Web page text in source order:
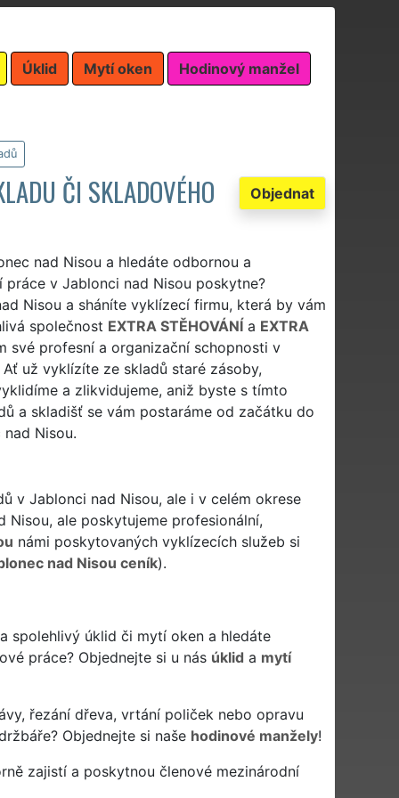
Úklid Mytí oken Hodinový manžel
Objednat
ČI SKLADOVÉHO
nad Nisou a hledáte odbornou a
v Jablonci nad Nisou poskytne?
Nisou a sháníte vyklízecí firmu, která by vám
společnost EXTRA STĚHOVÁNÍa EXTRA
své profesní a organizační schopnosti v
už vyklízíte ze skladů staré zásoby,
a zlikvidujeme, aniž byste s tímto
a skladišť se vám postaráme od začátku do
Nisou.
v Jablonci nad Nisou, ale i v celém okrese
Nisou, ale poskytujeme profesionální,
námi poskytovaných vyklízecích služeb si
nad Nisou ceník).
spolehlivý úklid či mytí oken a hledáte
práce? Objednejte si u nás úklid a mytí
řezání dřeva, vrtání poliček nebo opravu
Objednejte si naše hodinové manžely!
zajistí a poskytnou členové mezinárodní